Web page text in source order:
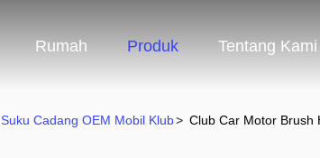
Rumah Produk Tentang Kami
Suku Cadang OEM Mobil Klub> Club Car Motor Brush